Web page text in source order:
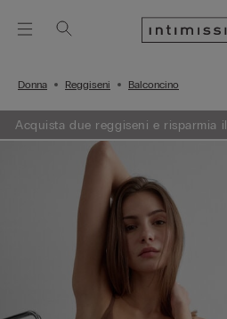
Donna Reggiseni Balconcino
Acquista due reggiseni e risparmia